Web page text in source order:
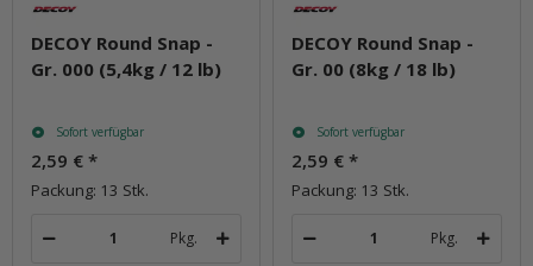
DECOY Round Snap -
Gr. 000 (5,4kg / 12 lb)
Sofort verfügbar
2,59 € *
Packung: 13 Stk.
Pkg.
DECOY Round Snap -
Gr. 00 (8kg / 18 lb)
Sofort verfügbar
2,59 € *
Packung: 13 Stk.
Pkg.